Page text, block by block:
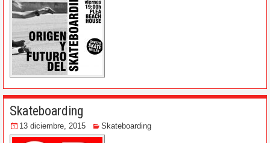
Skateboarding
13 diciembre, 2015 Skateboarding